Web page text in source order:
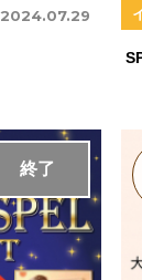
2024.07.29
終了